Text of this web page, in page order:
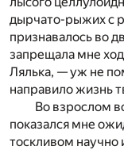
дырчато-рыжих с
признавалось во
запрещала мне
Лялька, — уж не
направило жизнь
Во взрослом
показался мне
тоскливом научно